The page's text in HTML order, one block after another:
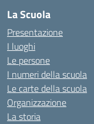
La Scuola
Presentazione
I luoghi
Le persone
I numeri della scuola
Le carte della scuola
Organizzazione
La storia